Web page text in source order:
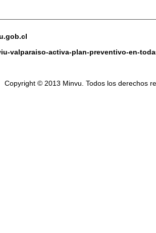
valparaiso-activa-plan-preventivo-en-
Copyright © 2013 Minvu. Todos los derechos